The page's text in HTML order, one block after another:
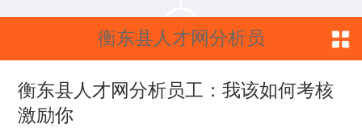
衡东县人才网分析员
工：我该如何考核激
衡东县人才网分析员工：我该如何考核
激励你